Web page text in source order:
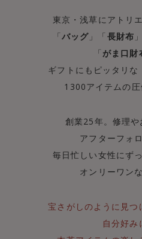
東京・浅草にアトリ
「バッグ 」「 長財布
「 がま口財
ギフトにもピッタリな
1300アイテムの圧
創業25年。修理
アフターフォ
毎日忙しい女性にず
オンリーワン
宝さがしのように見つ
自分好み